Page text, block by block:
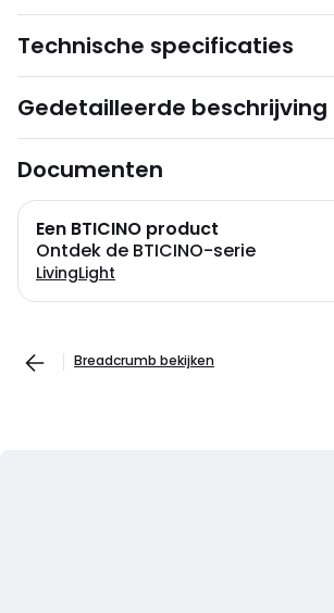
Technische specificaties
Gedetailleerde beschrijving
Documenten
Een BTICINO product
Ontdek de BTICINO-serie
LivingLight
Breadcrumb bekijken